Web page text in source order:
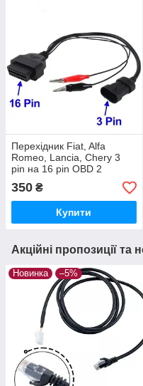
Перехідник Fiat, Alfa
Romeo, Lancia, Chery 3
pin на 16 pin OBD 2
350 ₴
Купити
Акційні пропозиції та
Новинка –5%